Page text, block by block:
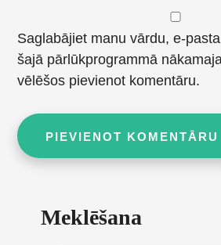
Saglabājiet manu vārdu, e-
šajā pārlūkprogrammā
vēlēšos pievienot komentāru.
Sidebar
Meklēšana